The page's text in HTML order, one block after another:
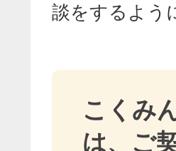
談をするよう
こくみ
は、ご